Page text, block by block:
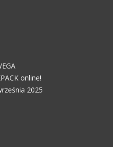
online!
2025